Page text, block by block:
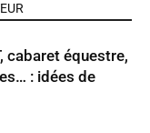
cabaret équestre,
: idées de